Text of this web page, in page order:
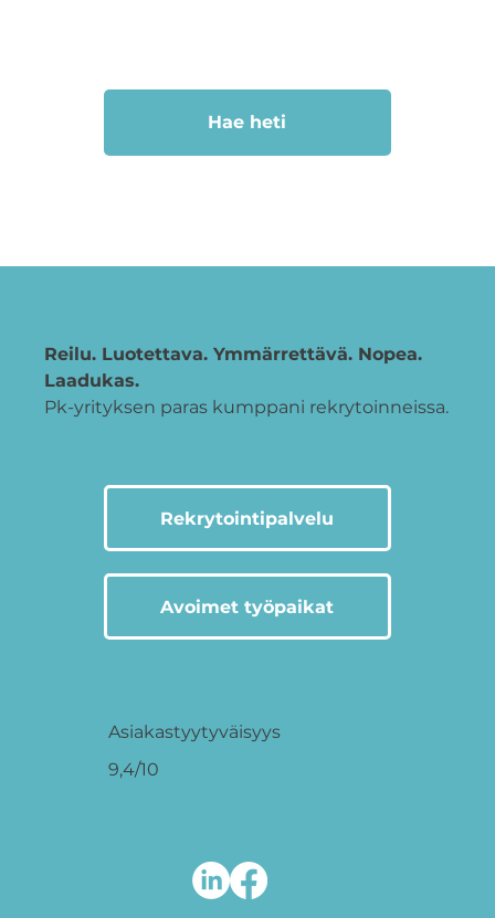
Hae heti
Reilu. Luotettava. Ymmärrettävä. Nopea.
Laadukas.
Pk-yrityksen paras kumppani rekrytoinneissa.
Rekrytointipalvelu
Avoimet työpaikat
Asiakastyytyväisyys
9,4/10